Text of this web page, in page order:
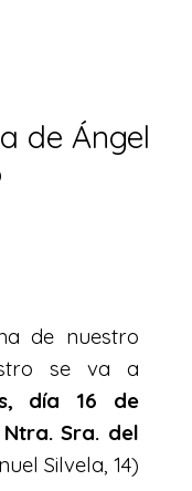
de Ángel
de nuestro
se va a
día 16 de
Sra. del
Silvela, 14)